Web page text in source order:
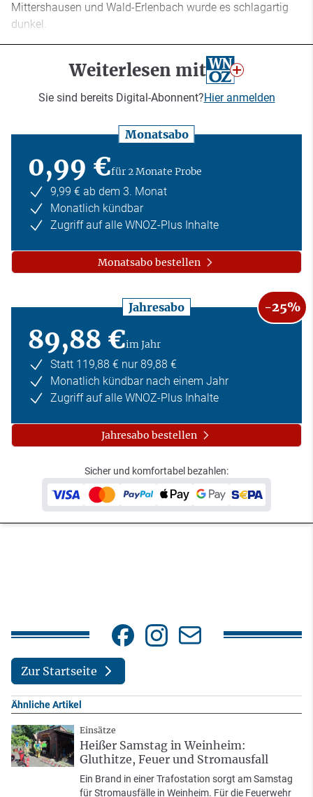
Mittershausen und Wald-Erlenbach wurde es schlagartig
dunkel.
Weiterlesen mit
Sie sind bereits Digital-Abonnent?Hier anmelden
Monatsabo
0,99 €für 2 Monate Probe
9,99 € ab dem 3. Monat
Monatlich kündbar
Zugriff auf alle WNOZ-Plus Inhalte
Monatsabo bestellen
Jahresabo -25%
89,88 €im Jahr
Statt 119,88 € nur 89,88 €
Monatlich kündbar nach einem Jahr
Zugriff auf alle WNOZ-Plus Inhalte
Jahresabo bestellen
Sicher und komfortabel bezahlen:
Zur Startseite
Ähnliche Artikel
Einsätze
Heißer Samstag in Weinheim:
Gluthitze, Feuer und Stromausfall
Ein Brand in einer Trafostation sorgt am Samstag
für Stromausfälle in Weinheim. Für die Feuerwehr